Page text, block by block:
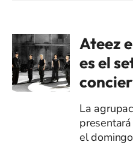
Ateez
es el
La
el